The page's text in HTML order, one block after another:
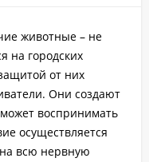
животные – не
на городских
от них
Они создают
воспринимать
осуществляется
всю нервную